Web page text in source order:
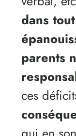
dans
parents
ces